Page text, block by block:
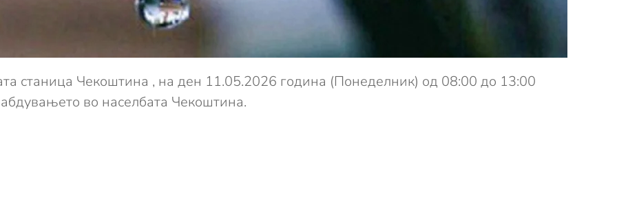
станица Чекоштина , на ден 11.05.2026 година (Понеделник) од 08:00 до 13:00
во населбата Чекоштина.